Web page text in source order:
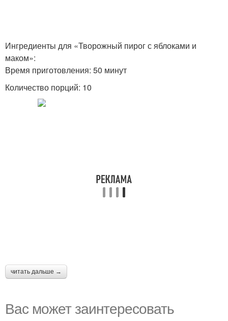
Ингредиенты для «Творожный пирог с яблоками и
маком»:
Время приготовления: 50 минут
Количество порций: 10
читать дальше →
Вас может заинтересовать